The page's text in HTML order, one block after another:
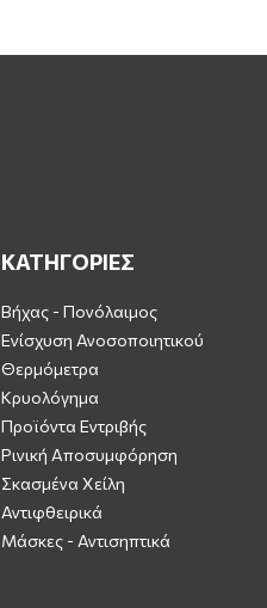
ΚΑΤΗΓΟΡΙΕΣ
Βήχας - Πονόλαιμος
Ενίσχυση Ανοσοποιητικού
Θερμόμετρα
Κρυολόγημα
Προϊόντα Εντριβής
Ρινική Αποσυμφόρηση
Σκασμένα Χείλη
Αντιφθειρικά
Μάσκες - Αντισηπτικά